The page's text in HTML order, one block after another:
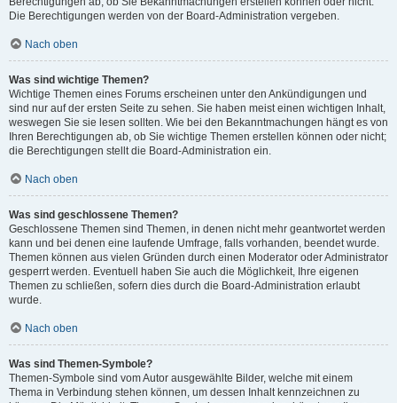
Die Berechtigungen werden von der Board-Administration vergeben.
Nach oben
Was sind wichtige Themen?
Wichtige Themen eines Forums erscheinen unter den Ankündigungen und
sind nur auf der ersten Seite zu sehen. Sie haben meist einen wichtigen Inhalt,
weswegen Sie sie lesen sollten. Wie bei den Bekanntmachungen hängt es von
Ihren Berechtigungen ab, ob Sie wichtige Themen erstellen können oder nicht;
die Berechtigungen stellt die Board-Administration ein.
Nach oben
Was sind geschlossene Themen?
Geschlossene Themen sind Themen, in denen nicht mehr geantwortet werden
kann und bei denen eine laufende Umfrage, falls vorhanden, beendet wurde.
Themen können aus vielen Gründen durch einen Moderator oder Administrator
gesperrt werden. Eventuell haben Sie auch die Möglichkeit, Ihre eigenen
Themen zu schließen, sofern dies durch die Board-Administration erlaubt
wurde.
Nach oben
Was sind Themen-Symbole?
Themen-Symbole sind vom Autor ausgewählte Bilder, welche mit einem
Thema in Verbindung stehen können, um dessen Inhalt kennzeichnen zu